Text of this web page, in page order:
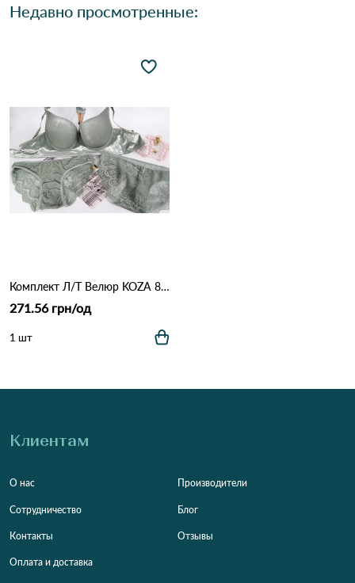
Недавно просмотренные:
Комплект Л/Т Велюр KOZA 80218 Оливковый
271.56 грн/од
1 шт
Клиентам
О нас
Сотрудничество
Контакты
Оплата и доставка
Производители
Блог
Отзывы